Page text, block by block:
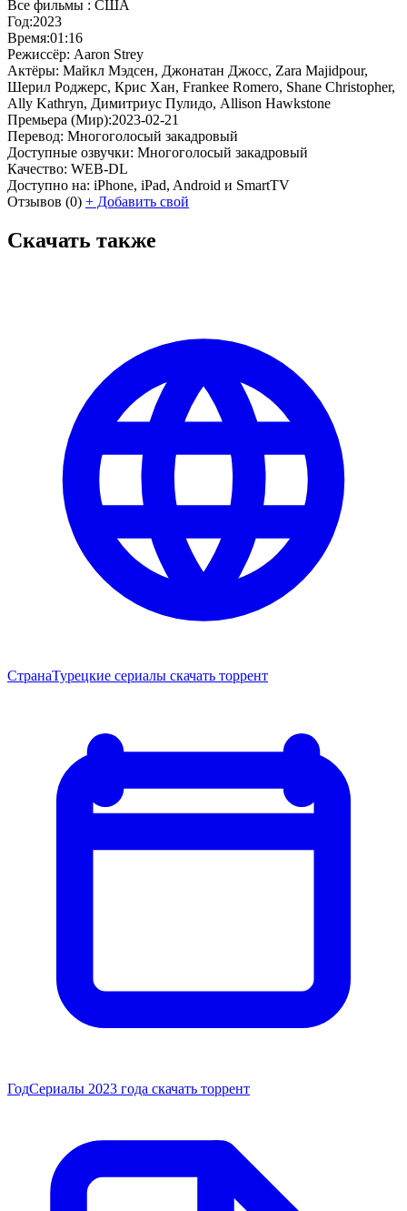
Все фильмы : США
Год:2023
Время:01:16
Режиссёр: Aaron Strey
Актёры: Майкл Мэдсен, Джонатан Джосс, Zara Majidpour,
Шерил Роджерс, Крис Хан, Frankee Romero, Shane Christopher,
Ally Kathryn, Димитриус Пулидо, Allison Hawkstone
Премьера (Мир):2023-02-21
Перевод: Многоголосый закадровый
Доступные озвучки: Многоголосый закадровый
Качество: WEB-DL
Доступно на: iPhone, iPad, Android и SmartTV
Отзывов (0) + Добавить свой
Скачать также
СтранаТурецкие сериалы скачать торрент
ГодСериалы 2023 года скачать торрент